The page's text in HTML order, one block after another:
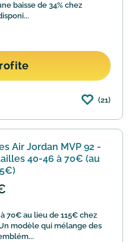
baisse de 34% chez
(21)
Air Jordan MVP 92 -
40-46 à 70€ (au
70€ au lieu de 115€ chez
modèle qui mélange des